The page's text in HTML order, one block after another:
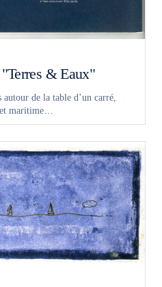
& Eaux"
autour de la table d’un carré,
et maritime…